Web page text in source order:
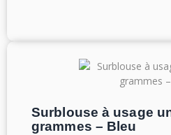
Surblouse à usage
grammes – Bleu